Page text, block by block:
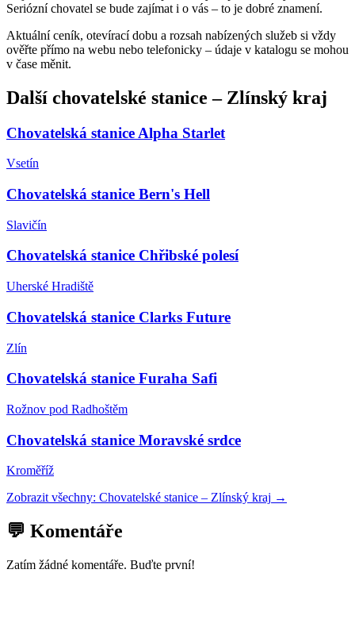
Seriózní chovatel se bude zajímat i o vás – to je dobré znamení.
Aktuální ceník, otevírací dobu a rozsah nabízených služeb si vždy
ověřte přímo na webu nebo telefonicky – údaje v katalogu se mohou
v čase měnit.
Další chovatelské stanice – Zlínský kraj
Chovatelská stanice Alpha Starlet
Vsetín
Chovatelská stanice Bern's Hell
Slavičín
Chovatelská stanice Chřibské polesí
Uherské Hradiště
Chovatelská stanice Clarks Future
Zlín
Chovatelská stanice Furaha Safi
Rožnov pod Radhoštěm
Chovatelská stanice Moravské srdce
Kroměříž
Zobrazit všechny: Chovatelské stanice – Zlínský kraj →
💬 Komentáře
Zatím žádné komentáře. Buďte první!